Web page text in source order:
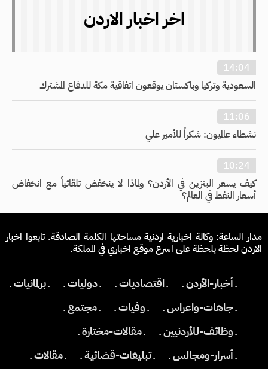
اخر اخبار الاردن
14:04
السعودية وتركيا وباكستان يوقعون اتفاقية مكة للدفاع المشترك
11:06
نشطاء عالميون: شكراً للأمير علي
10:24
كيف يسعر البنزين في الأردن؟ ولماذا لا ينخفض تلقائياً مع انخفاض
أسعار النفط في العالم؟
مدار الساعة: وكالة اخبارية اردنية مساحتها الكلمة الصادقة. تابعوا اخبار
الاردن لحظة بلحظة على اسرع موقع اخباري في المملكة.
ـ أخبار-الأردن ـ ـ اقتصاديات ـ ـ دوليات ـ
ـ برلمانيات ـ
ـ جاهات-واعراس ـ
ـ وفيات ـ
ـ مجتمع ـ
ـ وظائف-للأردنيين ـ
ـ مقالات-مختارة ـ
ـ أسرار-ومجالس ـ
ـ تبليغات-قضائية ـ ـ مقالات ـ